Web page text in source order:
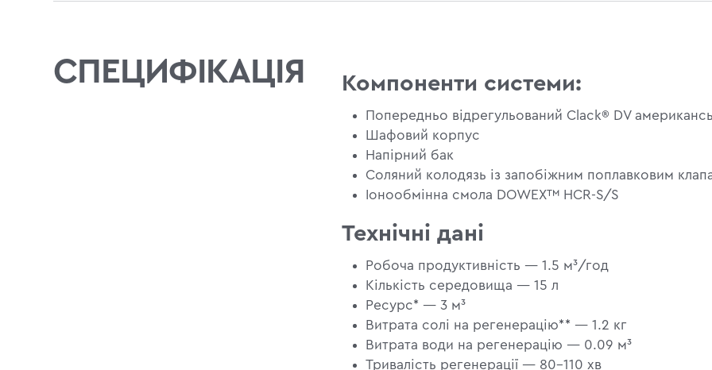
СПЕЦИФІКАЦІЯ Компоненти системи:
Попередньо відрегульований Clack® DV
Шафовий корпус
Напірний бак
Соляний колодязь із запобіжним поплавковим
Іонообмінна смола DOWEX™ HCR-S/S
Технічні дані
Робоча продуктивність — 1.5 м³/год
Кількість середовища — 15 л
Ресурс* — 3 м³
Витрата солі на регенерацію** — 1.2 кг
Витрата води на регенерацію — 0.09 м³
Тривалість регенерації — 80–110 хв